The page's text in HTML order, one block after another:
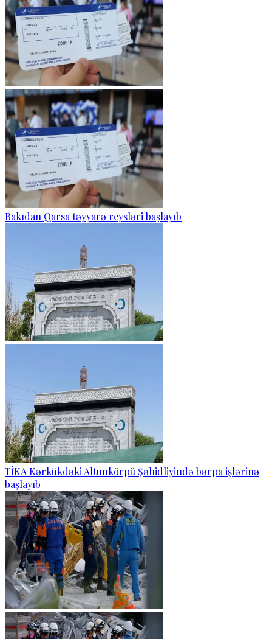
Bakıdan Qarsa təyyarə reysləri başlayıb
TİKA Kərkükdəki Altunkörpü Şəhidliyində bərpa işlərinə
başlayıb